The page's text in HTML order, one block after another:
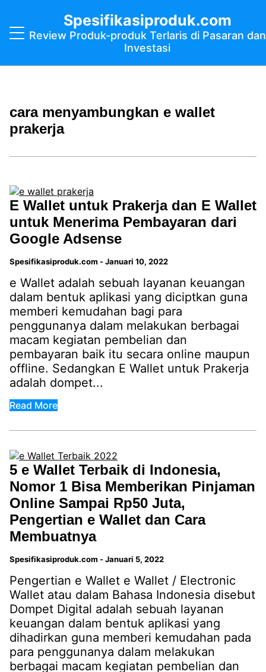
Spesifikasiproduk.com
Review Produk-produk Terlaris di Pasaran dan
Investasi
cara menyambungkan e wallet
prakerja
E Wallet untuk Prakerja dan E Wallet
untuk Menerima Pembayaran dari
Google Adsense
Spesifikasiproduk.com -Januari 10, 2022
e Wallet adalah sebuah layanan keuangan
dalam bentuk aplikasi yang diciptkan guna
memberi kemudahan bagi para
penggunanya dalam melakukan berbagai
macam kegiatan pembelian dan
pembayaran baik itu secara online maupun
offline. Sedangkan E Wallet untuk Prakerja
adalah dompet...
Read More
5 e Wallet Terbaik di Indonesia,
Nomor 1 Bisa Memberikan Pinjaman
Online Sampai Rp50 Juta,
Pengertian e Wallet dan Cara
Membuatnya
Spesifikasiproduk.com -Januari 5, 2022
Pengertian e Wallet e Wallet / Electronic
Wallet atau dalam Bahasa Indonesia disebut
Dompet Digital adalah sebuah layanan
keuangan dalam bentuk aplikasi yang
dihadirkan guna memberi kemudahan pada
para penggunanya dalam melakukan
berbagai macam kegiatan pembelian dan